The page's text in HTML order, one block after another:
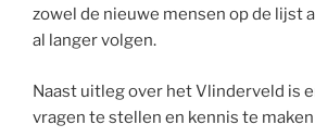
zowel de nieuwe mensen op de lijst
al langer volgen.
Naast uitleg over het Vlinderveld is
vragen te stellen en kennis te